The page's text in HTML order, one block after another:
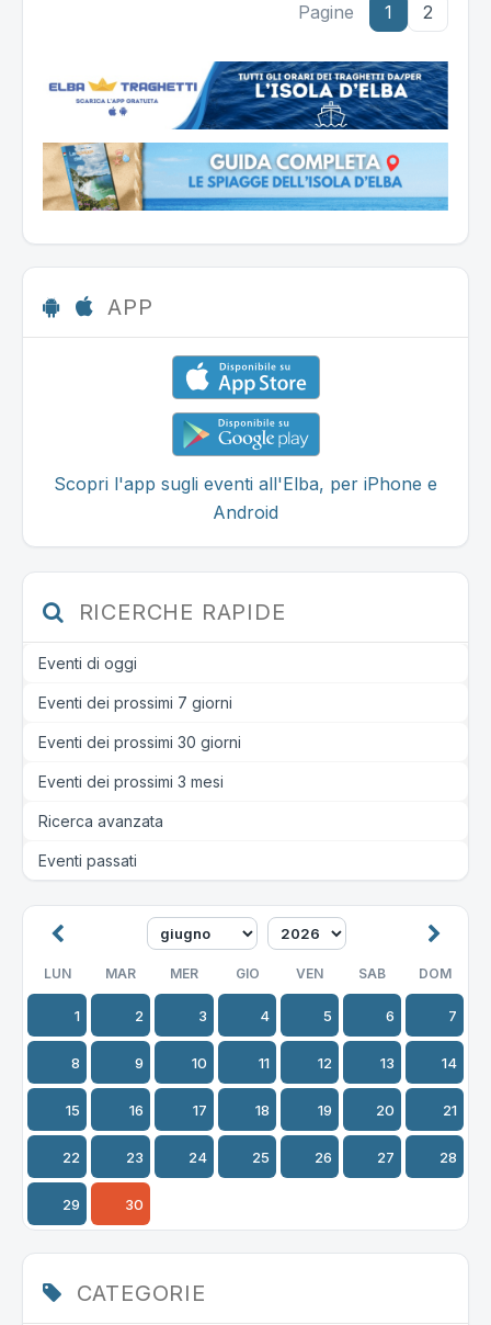
Pagine 1 2
APP
Scopri l'app sugli eventi all'Elba, per iPhone e
Android
RICERCHE RAPIDE
Eventi di oggi
Eventi dei prossimi 7 giorni
Eventi dei prossimi 30 giorni
Eventi dei prossimi 3 mesi
Ricerca avanzata
Eventi passati
LUN MAR MER GIO VEN SAB DOM
1 2 3 4 5 6 7
8 9 10 11 12 13 14
15 16 17 18 19 20 21
22 23 24 25 26 27 28
29 30
CATEGORIE